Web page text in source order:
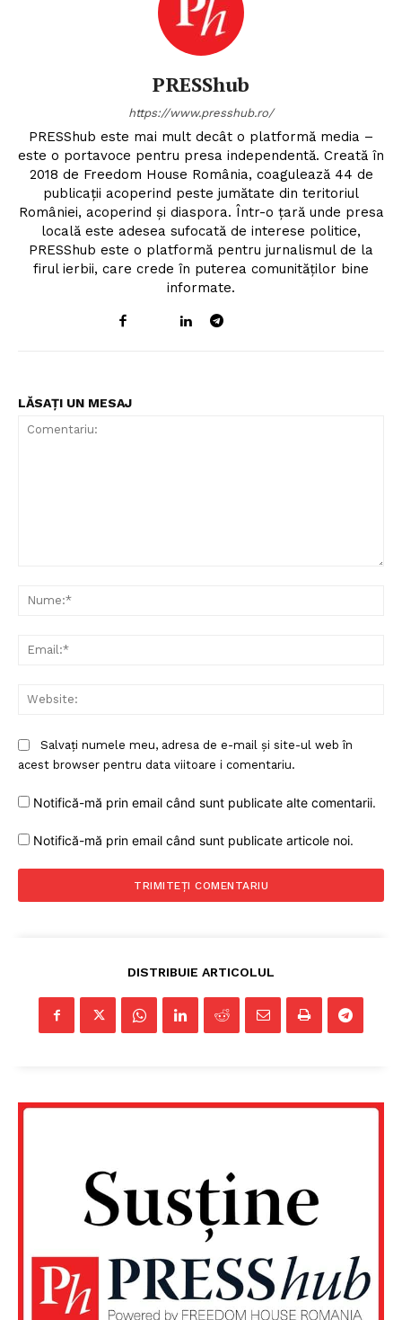
Un proiect
FREEDOM HOUSE ROMÂNIA
PRESShub
https://www.presshub.ro/
PRESShub este mai mult decât o platformă media –
este o portavoce pentru presa independentă. Creată în
2018 de Freedom House România, coagulează 44 de
publicații acoperind peste jumătate din teritoriul
României, acoperind și diaspora. Într-o țară unde presa
locală este adesea sufocată de interese politice,
PRESShub este o platformă pentru jurnalismul de la
firul ierbii, care crede în puterea comunităților bine
informate.
LĂSAȚI UN MESAJ
Salvați numele meu, adresa de e-mail și site-ul web în
acest browser pentru data viitoare i comentariu.
Notifică-mă prin email când sunt publicate alte comentarii.
Notifică-mă prin email când sunt publicate articole noi.
DISTRIBUIE ARTICOLUL